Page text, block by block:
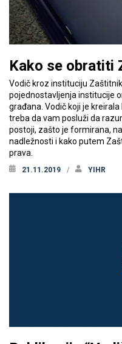
Kako se obratiti
Vodič kroz instituciju
pojednostavljenja institucije
građana. Vodič koji je
treba da vam posluži da
postoji, zašto je formirana,
nadležnosti i kako putem
prava.
21.11.2019 YIHR